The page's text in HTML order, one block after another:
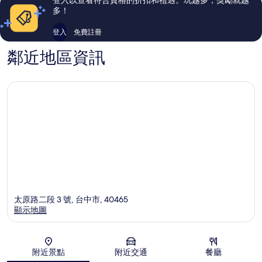
論
論
多！
登入 免費註冊
鄰近地區資訊
地圖
太原路二段 3 號, 台中市, 40465
顯示地圖
附近景點 附近交通 餐廳